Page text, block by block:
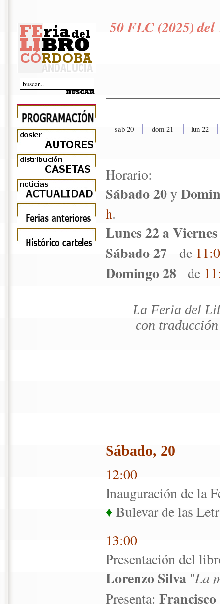
50 FLC (2025) del
sab 20 dom 21 lun 22
Horario:
Sábado 20y
h.
Lunes 22 a
Sábado 27 de
Domingo 28 de
La Feria del
con
Sábado, 20
12:00
Inauguración de la
♦Bulevar de las
13:00
Presentación del
Lorenzo Silva "La
Presenta: